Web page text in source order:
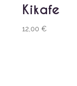
Kikafe
12,00 €